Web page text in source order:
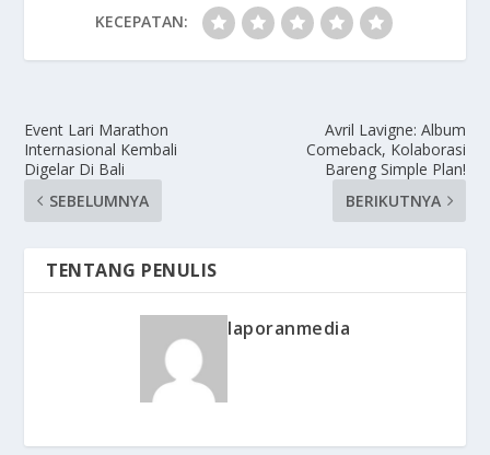
KECEPATAN:
Event Lari Marathon
Internasional Kembali
Digelar Di Bali
SEBELUMNYA
Avril Lavigne: Album
Comeback, Kolaborasi
Bareng Simple Plan!
BERIKUTNYA
TENTANG PENULIS
laporanmedia